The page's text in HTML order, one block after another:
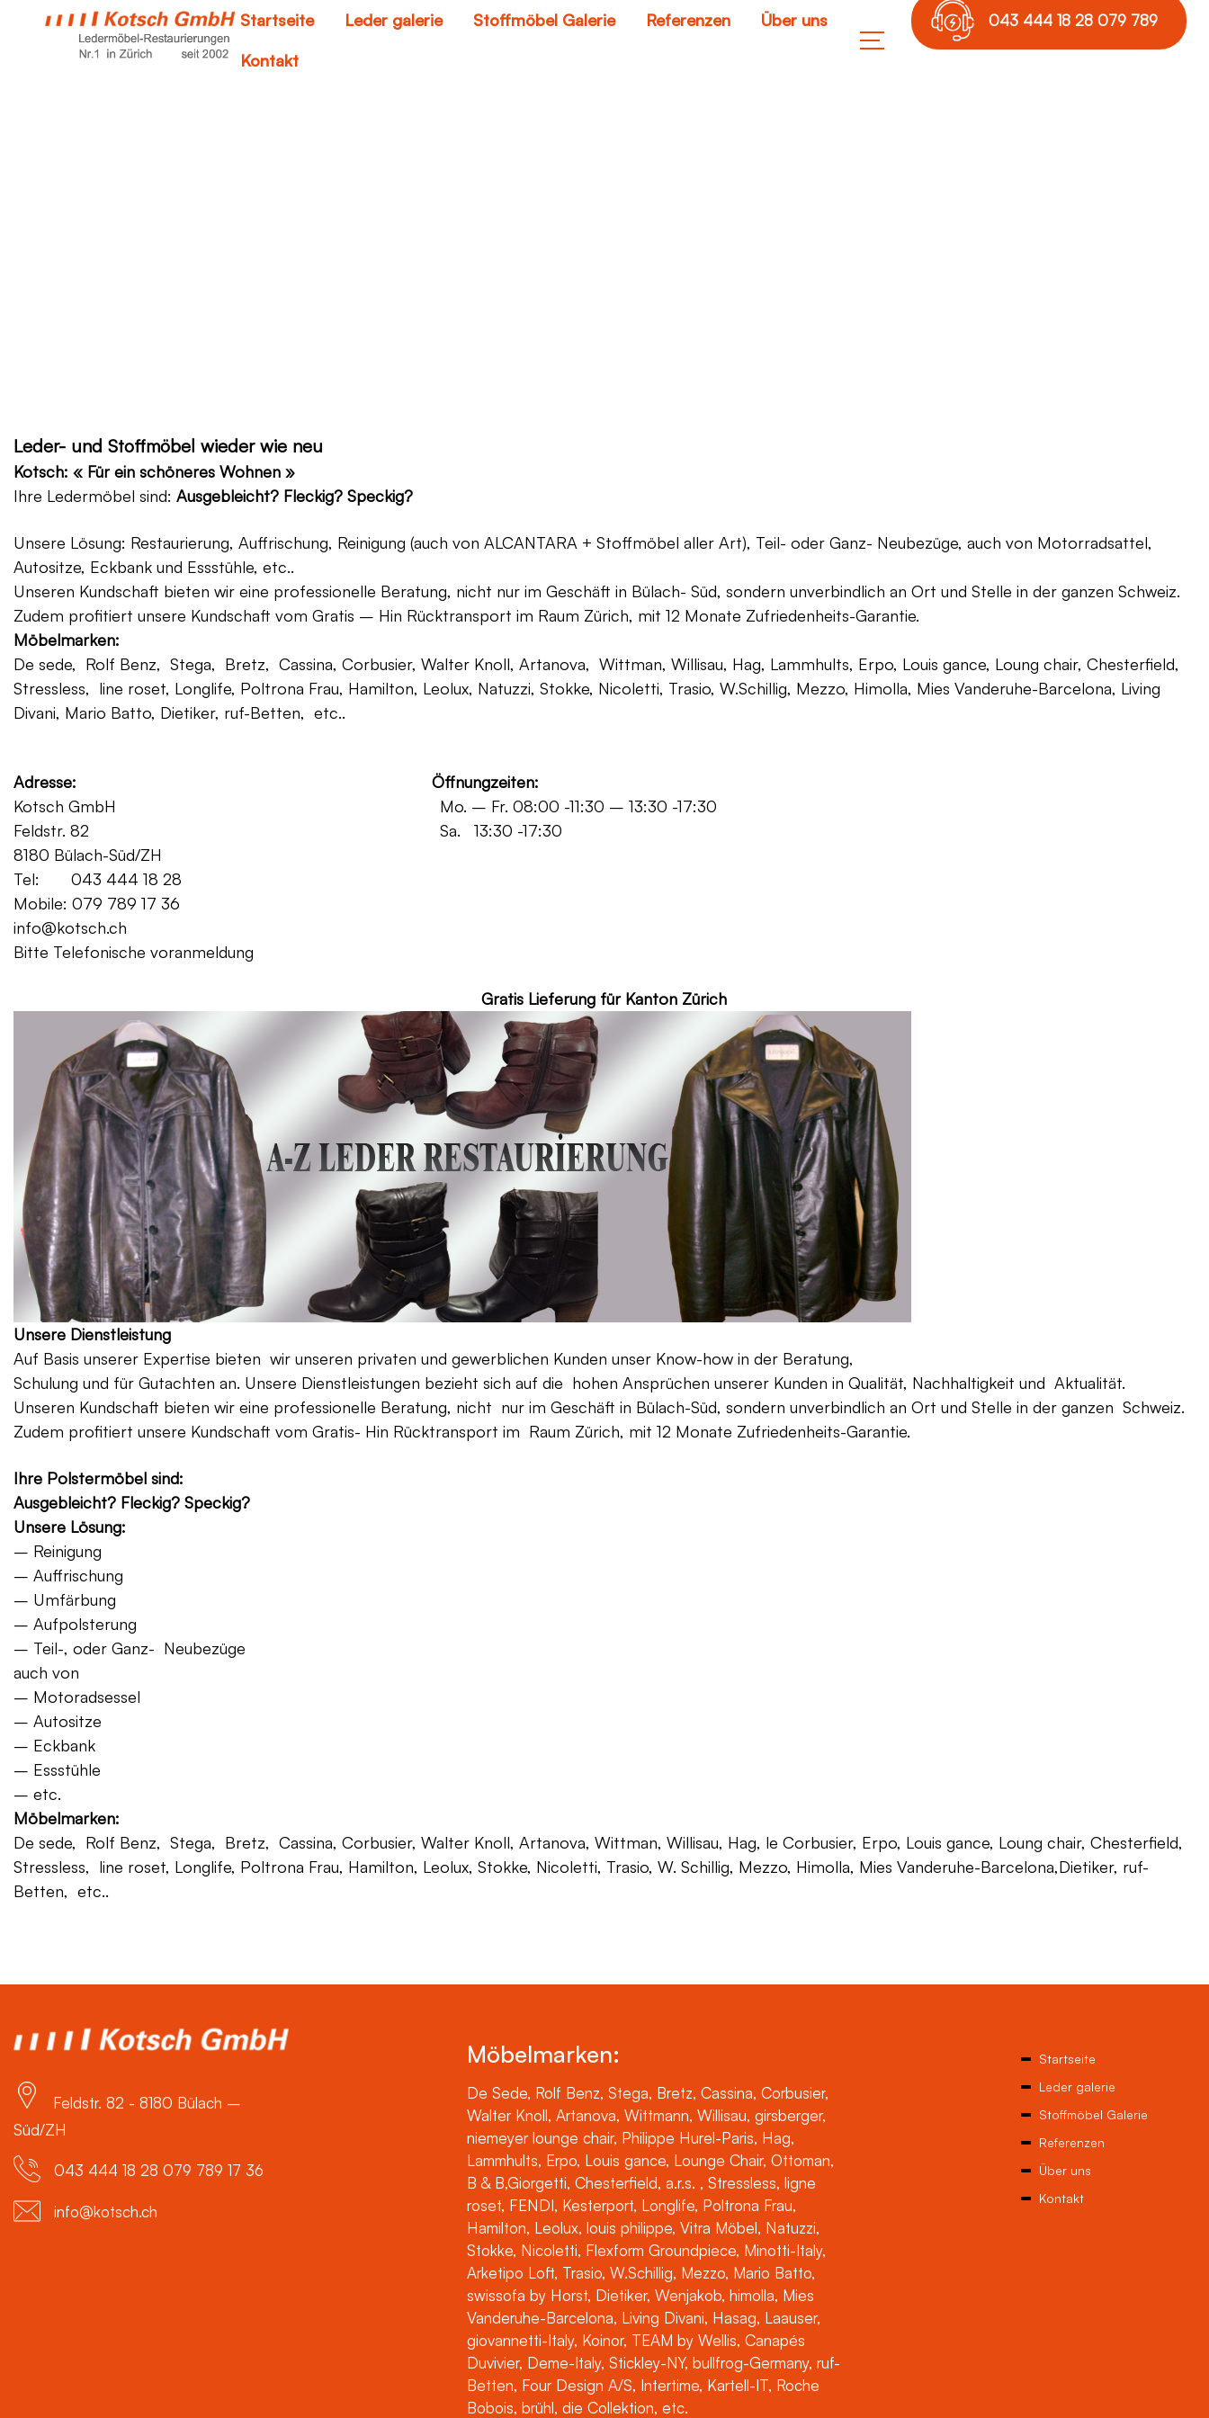
Startseite Leder galerie Stoffmöbel Galerie Referenzen Über uns
Kontakt
043 444 18 28 079 789
Leder- und Stoffmöbel wieder wie neu
Kotsch: « Für ein schöneres Wohnen »
Ihre Ledermöbel sind: Ausgebleicht? Fleckig? Speckig?
Unsere Lösung: Restaurierung, Auffrischung, Reinigung (auch von ALCANTARA + Stoffmöbel aller Art), Teil- oder Ganz- Neubezüge, auch von Motorradsattel,
Autositze, Eckbank und Essstühle, etc..
Unseren Kundschaft bieten wir eine professionelle Beratung, nicht nur im Geschäft in Bülach- Süd, sondern unverbindlich an Ort und Stelle in der ganzen Schweiz.
Zudem profitiert unsere Kundschaft vom Gratis – Hin Rücktransport im Raum Zürich, mit 12 Monate Zufriedenheits-Garantie.
Möbelmarken:
De sede, Rolf Benz, Stega, Bretz, Cassina, Corbusier, Walter Knoll, Artanova, Wittman, Willisau, Hag, Lammhults, Erpo, Louis gance, Loung chair, Chesterfield,
Stressless, line roset, Longlife, Poltrona Frau, Hamilton, Leolux, Natuzzi, Stokke, Nicoletti, Trasio, W.Schillig, Mezzo, Himolla, Mies Vanderuhe-Barcelona, Living
Divani, Mario Batto, Dietiker, ruf-Betten, etc..
Adresse:
Öffnungzeiten:
Kotsch GmbH Mo. – Fr. 08:00 -11:30 – 13:30 -17:30
Feldstr. 82 Sa. 13:30 -17:30
8180 Bülach-Süd/ZH
Tel: 043 444 18 28
Mobile: 079 789 17 36
info@kotsch.ch
Bitte Telefonische voranmeldung
Gratis Lieferung für Kanton Zürich
Unsere Dienstleistung
Auf Basis unserer Expertise bieten wir unseren privaten und gewerblichen Kunden unser Know-how in der Beratung,
Schulung und für Gutachten an. Unsere Dienstleistungen bezieht sich auf die hohen Ansprüchen unserer Kunden in Qualität, Nachhaltigkeit und Aktualität.
Unseren Kundschaft bieten wir eine professionelle Beratung, nicht nur im Geschäft in Bülach-Süd, sondern unverbindlich an Ort und Stelle in der ganzen Schweiz.
Zudem profitiert unsere Kundschaft vom Gratis- Hin Rücktransport im Raum Zürich, mit 12 Monate Zufriedenheits-Garantie.
Ihre Polstermöbel sind:
Ausgebleicht? Fleckig? Speckig?
Unsere Lösung:
– Reinigung
– Auffrischung
– Umfärbung
– Aufpolsterung
– Teil-, oder Ganz- Neubezüge
auch von
– Motoradsessel
– Autositze
– Eckbank
– Essstühle
– etc.
Möbelmarken:
De sede, Rolf Benz, Stega, Bretz, Cassina, Corbusier, Walter Knoll, Artanova, Wittman, Willisau, Hag, le Corbusier, Erpo, Louis gance, Loung chair, Chesterfield,
Stressless, line roset, Longlife, Poltrona Frau, Hamilton, Leolux, Stokke, Nicoletti, Trasio, W. Schillig, Mezzo, Himolla, Mies Vanderuhe-Barcelona,Dietiker, ruf-
Betten, etc..
Feldstr. 82 - 8180 Bülach –
Süd/ZH
043 444 18 28 079 789 17 36
info@kotsch.ch
Möbelmarken:
De Sede, Rolf Benz, Stega, Bretz, Cassina, Corbusier,
Walter Knoll, Artanova, Wittmann, Willisau, girsberger,
niemeyer lounge chair, Philippe Hurel-Paris, Hag,
Lammhults, Erpo, Louis gance, Lounge Chair, Ottoman,
B & B,Giorgetti, Chesterfield, a.r.s. , Stressless, ligne
roset, FENDI, Kesterport, Longlife, Poltrona Frau,
Hamilton, Leolux, louis philippe, Vitra Möbel, Natuzzi,
Stokke, Nicoletti, Flexform Groundpiece, Minotti-Italy,
Arketipo Loft, Trasio, W.Schillig, Mezzo, Mario Batto,
swissofa by Horst, Dietiker, Wenjakob, himolla, Mies
Vanderuhe-Barcelona, Living Divani, Hasag, Laauser,
giovannetti-Italy, Koinor, TEAM by Wellis, Canapés
Duvivier, Deme-Italy, Stickley-NY, bullfrog-Germany, ruf-
Betten, Four Design A/S, Intertime, Kartell-IT, Roche
Bobois, brühl, die Collektion, etc.
Startseite
Leder galerie
Stoffmöbel Galerie
Referenzen
Über uns
Kontakt